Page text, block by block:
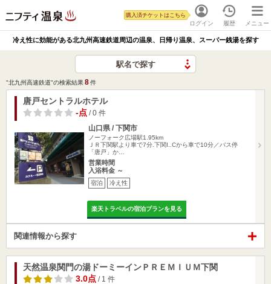
ログイン
購入済チケットはこちら
履歴 メニュー
冷え性に効能がある北九州高速鉄道周辺の温泉、日帰り温泉、スーパー銭湯を探す
駅名で探す
"北九州高速鉄道"の検索結果8件
唐戸セントラルホテル
-点 / 0 件
山口県 / 下関市
ノーフォーク広場駅1.95km
ＪＲ下関駅より車で7分.下関I..Cから車で10分／バス停
「唐戸」か…
営業時間
入浴料金 ～
宿泊 冷え性
楽天トラベルの宿泊プランを見る
関連情報から探す
天然温泉関門の湯ドーミーインＰＲＥＭＩＵＭ下関
3.0点 / 1 件